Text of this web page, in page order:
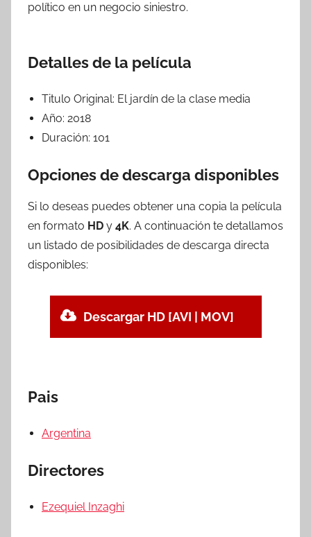
político en un negocio siniestro.
Detalles de la película
Titulo Original: El jardín de la clase media
Año: 2018
Duración: 101
Opciones de descarga disponibles
Si lo deseas puedes obtener una copia la película
en formato HD y 4K. A continuación te detallamos
un listado de posibilidades de descarga directa
disponibles:
Descargar HD [AVI | MOV]
Pais
Argentina
Directores
Ezequiel Inzaghi